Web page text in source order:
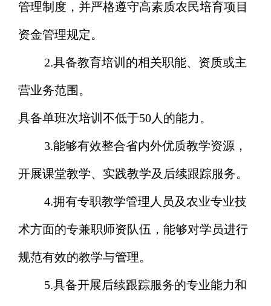
管理制度，并严格遵守高素质农民培育项目
资金管理规定。
2.具备教育培训的相关职能、资质或主
营业务范围。
具备单班次培训不低于50人的能力。
3.能够有效整合省内外优质教学资源，
开展课堂教学、实践教学及后续跟踪服务。
4.拥有专职教学管理人员及农业专业技
术方面的专兼职师资队伍，能够对学员进行
规范有效的教学与管理。
5.具备开展后续跟踪服务的专业能力和